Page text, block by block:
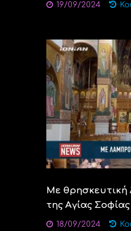
19/09/2024
Με
της Αγίας
18/09/2024